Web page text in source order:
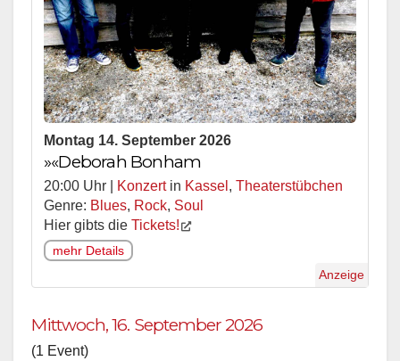
Montag 14. September 2026
»«Deborah Bonham
20:00 Uhr | Konzertin Kassel , Theaterstübchen
Genre: Blues, Rock, Soul
Hier gibts die Tickets!
mehr Details
Anzeige
Mittwoch, 16. September 2026
(1 Event)